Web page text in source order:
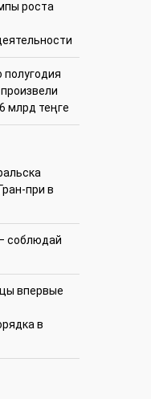
роста
полугодия
млрд теңге
при в
соблюдай
впервые
в